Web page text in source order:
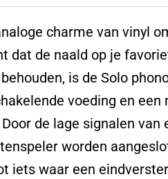
charme van vinyl
dat de naald op je
is de Solo
voeding en
de lage signalen
worden
iets waar een